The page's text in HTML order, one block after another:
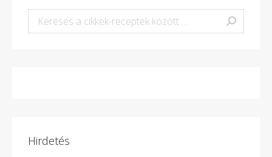
Keresés:
Hirdetés